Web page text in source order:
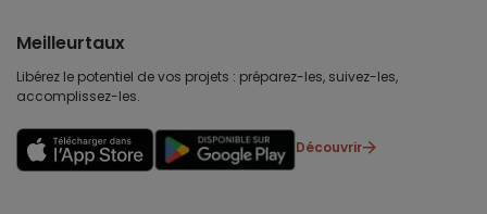
Meilleurtaux
Libérez le potentiel de vos projets : préparez-les, suivez-les,
accomplissez-les.
Découvrir